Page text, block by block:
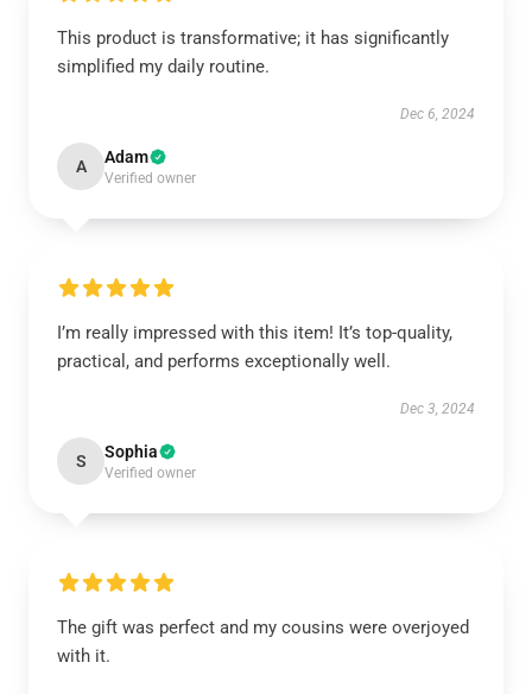
This product is transformative; it has significantly
simplified my daily routine.
Dec 6, 2024
A Adam
Verified owner
I’m really impressed with this item! It’s top-quality,
practical, and performs exceptionally well.
Dec 3, 2024
S Sophia
Verified owner
The gift was perfect and my cousins were overjoyed
with it.